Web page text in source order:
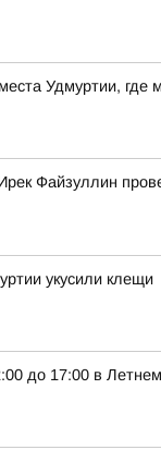
Удмуртии, где
Файзуллин
укусили клещи
до 17:00 в